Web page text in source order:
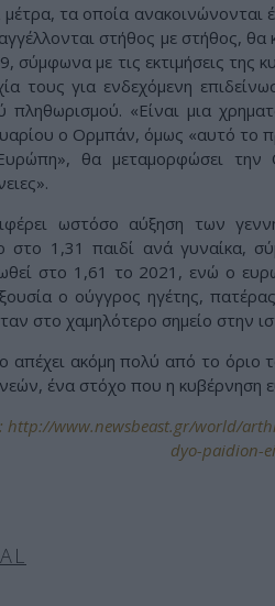
τα οποία ανακοινώνονται
στήθος με στήθος, θα
σύμφωνα με τις εκτιμήσεις της
τους για ενδεχόμενη
πληθωρισμού. «Είναι μια
ο Ορμπάν, όμως «αυτό το
θα μεταμορφώσει την
ωστόσο αύξηση των
στο 1,31 παιδί ανά γυναίκα,
στο 1,61 το 2021, ενώ ο
ο ούγγρος ηγέτης,
στο χαμηλότερο σημείο στην
απέχει ακόμη πολύ από το όριο
ένα στόχο που η κυβέρνηση
http://www.newsbeast.gr/world/
dyo-paidion-